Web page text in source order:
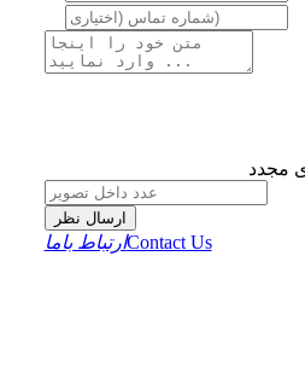
مجدد
ارسال نظر
ارتباط باماContact Us